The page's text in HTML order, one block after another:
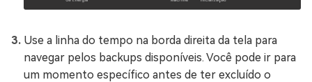
Use a linha do tempo na borda direita da tela para
navegar pelos backups disponíveis. Você pode ir para
um momento específico antes de ter excluído o